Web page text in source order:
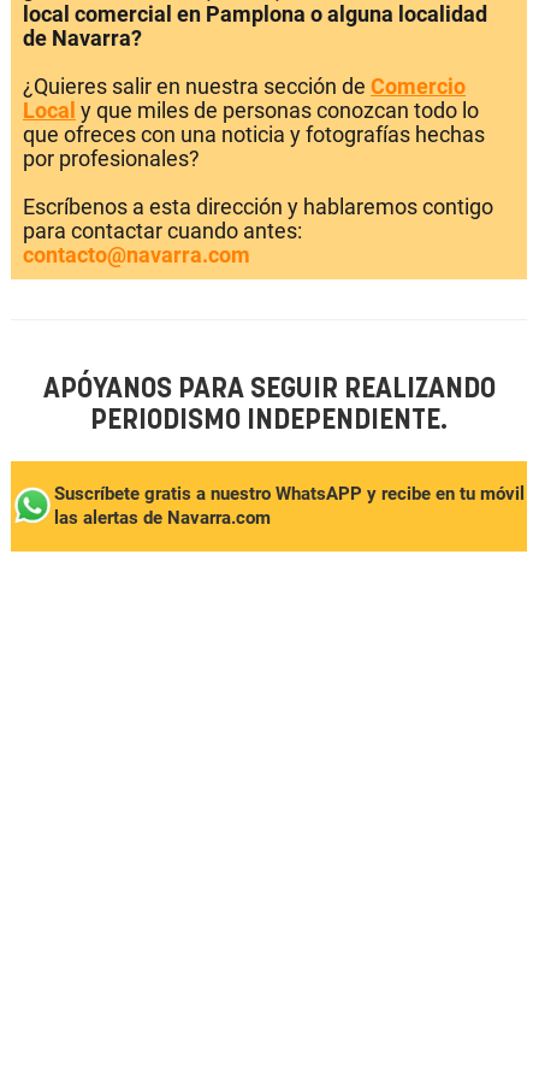
local comercial en Pamplona o alguna localidad
de Navarra?
¿Quieres salir en nuestra sección de Comercio
Local y que miles de personas conozcan todo lo
que ofreces con una noticia y fotografías hechas
por profesionales?
Escríbenos a esta dirección y hablaremos contigo
para contactar cuando antes:
contacto@navarra.com
APÓYANOS PARA SEGUIR REALIZANDO
PERIODISMO INDEPENDIENTE.
Suscríbete gratis a nuestro WhatsAPP y recibe en tu móvil
las alertas de Navarra.com